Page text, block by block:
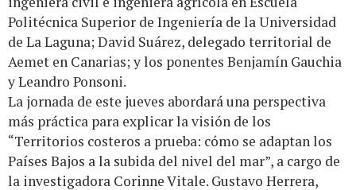
Politécnica Superior de Ingeniería de la Universidad
de La Laguna; David Suárez, delegado territorial de
Aemet en Canarias; y los ponentes Benjamín Gauchia
y Leandro Ponsoni.
La jornada de este jueves abordará una perspectiva
más práctica para explicar la visión de los
“Territorios costeros a prueba: cómo se adaptan los
Países Bajos a la subida del nivel del mar”, a cargo de
la investigadora Corinne Vitale. Gustavo Herrera,